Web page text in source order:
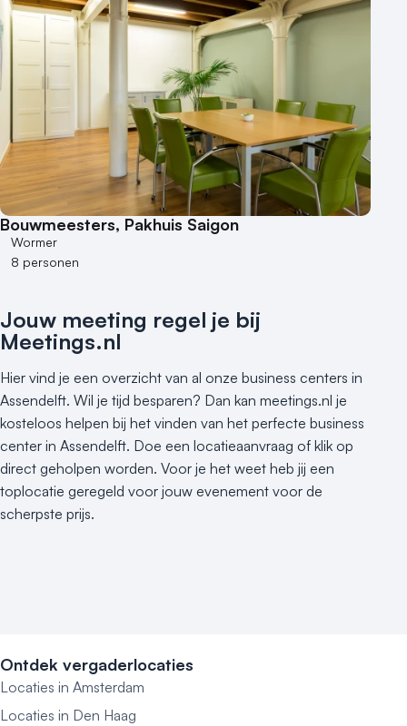
Bouwmeesters, Pakhuis Saigon
Wormer
8 personen
Jouw meeting regel je bij
Meetings.nl
Hier vind je een overzicht van al onze business centers in
Assendelft. Wil je tijd besparen? Dan kan meetings.nl je
kosteloos helpen bij het vinden van het perfecte business
center in Assendelft. Doe een locatieaanvraag of klik op
direct geholpen worden. Voor je het weet heb jij een
toplocatie geregeld voor jouw evenement voor de
scherpste prijs.
Ontdek vergaderlocaties
Locaties in Amsterdam
Locaties in Den Haag